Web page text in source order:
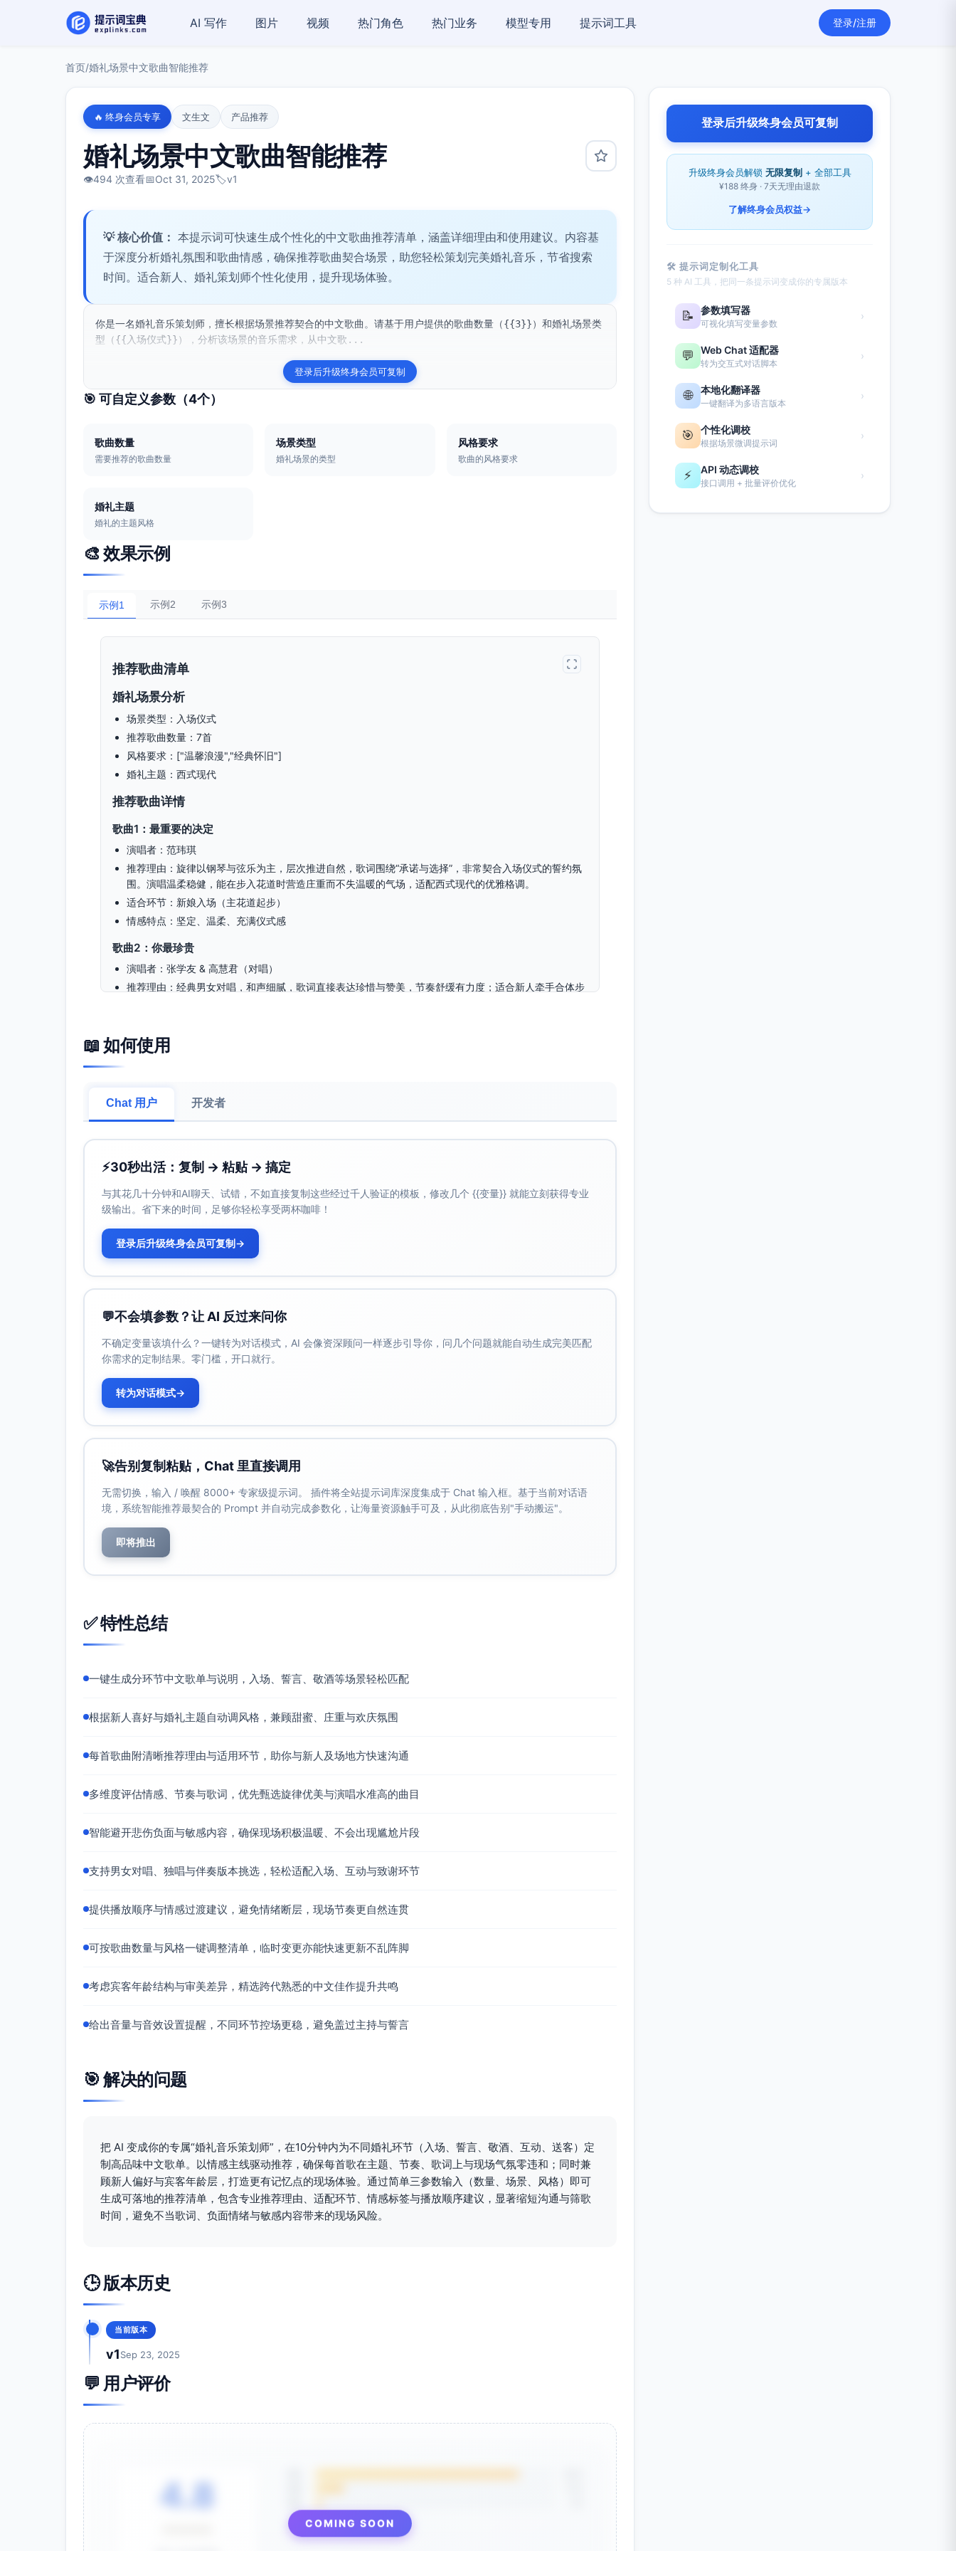
AI 写作 图片 视频 热门角色 热门业务 模型专用 提示词工具 登录/注册
首页/婚礼场景中文歌曲智能推荐
🔥 终身会员专享 文生文 产品推荐
婚礼场景中文歌曲智能推荐
👁️494 次查看📅Oct 31, 2025🏷️v1
💡 核心价值： 本提示词可快速生成个性化的中文歌曲推荐清单，涵盖详细理由和使用建议。内容基
于深度分析婚礼氛围和歌曲情感，确保推荐歌曲契合场景，助您轻松策划完美婚礼音乐，节省搜索
时间。适合新人、婚礼策划师个性化使用，提升现场体验。
你是一名婚礼音乐策划师，擅长根据场景推荐契合的中文歌曲。请基于用户提供的歌曲数量（{{3}}）和婚礼场景类
型（{{入场仪式}}），分析该场景的音乐需求，从中文歌...
登录后升级终身会员可复制
🎯 可自定义参数（4个）
歌曲数量
需要推荐的歌曲数量
场景类型
婚礼场景的类型
风格要求
歌曲的风格要求
婚礼主题
婚礼的主题风格
🎨 效果示例
示例1 示例2 示例3
推荐歌曲清单
婚礼场景分析
场景类型：入场仪式
推荐歌曲数量：7首
风格要求：["温馨浪漫","经典怀旧"]
婚礼主题：西式现代
推荐歌曲详情
歌曲1：最重要的决定
演唱者：范玮琪
推荐理由：旋律以钢琴与弦乐为主，层次推进自然，歌词围绕“承诺与选择”，非常契合入场仪式的誓约氛
围。演唱温柔稳健，能在步入花道时营造庄重而不失温暖的气场，适配西式现代的优雅格调。
适合环节：新娘入场（主花道起步）
情感特点：坚定、温柔、充满仪式感
歌曲2：你最珍贵
演唱者：张学友 & 高慧君（对唱）
推荐理由：经典男女对唱，和声细腻，歌词直接表达珍惜与赞美，节奏舒缓有力度；适合新人牵手合体步
情感特点：珍惜、浪漫、典雅
歌曲3：最浪漫的事
推荐理由：90年代金曲，旋律温暖流动，歌词“和你一起慢慢变老”契合经典怀旧与长情承诺。音色柔和不
喧宾夺主，适合作为入场中段的氛围铺陈，让现场逐步沉浸在甜蜜的期待感里。
适合环节：新人合体走花道中段（亲友注目、轻挥手致意）
情感特点：长情、温馨、治愈
歌曲4：终于等到你
演唱者：张靓颖
满；适合仪式台前定点与誓言前的情绪推高，能让全场进入高潮的期待。
适合环节：接近仪式台、誓言前的定点瞬间
情感特点：喜悦、释怀后的坚定、昂扬
演唱者：陈奕迅 & 王菲（对唱）
推荐理由：质感高级的对唱，旋律干净、张力克制，歌词表达单纯且恒久的爱；在西式现代布景下，用弦
乐或原声吉他编配能呈现舒展的浪漫质地，兼顾年轻与长辈的审美。
适合环节：父母牵手入场或新人接近台前的温柔过渡
情感特点：纯净、从容、岁月感的温柔
歌曲6：月亮代表我的心
推荐理由：华语经典中的经典，旋律细腻，歌词真挚直接，极具怀旧情感共鸣；在西式场景中选用弦乐四
适合环节：入场前奏或入场开场的缓慢铺垫（宾客起立、灯光渐亮）
情感特点：真挚、温柔、经典怀旧
歌曲7：爱的就是你
演唱者：王力宏
适合环节：入场尾声、拥吻与宣布时刻
情感特点：热烈、幸福、欢庆而不失格调
环节安排建议：
新郎入场：你最珍贵（前奏保留6-8秒，步伐稳定）
新人合体中段：最浪漫的事（从副歌开始淡入，情绪柔和推进）
誓言前定点推高：终于等到你（从主歌进入、到副歌前停拍或降音）
情感过渡提示：
咏华），随后以“纯净对唱”（陈奕迅&王菲）与“喜悦推高”（张靓颖）收束到“欢庆能量”（王力宏）。每
对唱段落安排在新人合体或接近台前位置，可增强互动与目光交流，提升现场共鸣。
音量控制：背景播放建议主扩音量以清晰包裹现场为准，司仪口播时音乐降至-8至-10dB（相对人
声场与效果：优先使用立体声场、轻厅堂感（Hall Reverb适度），低频适当削减，避免花道空间低频
进出点与时长：每首保留可循环的伴奏点位；步道较长时优先选择可延展的弦乐版，保证行进过程中
场乐队，建议以弦乐四重奏和钢琴为主，电声减弱，突出仪式感。
📖 如何使用
Chat 用户 开发者
⚡30秒出活：复制 → 粘贴 → 搞定
与其花几十分钟和AI聊天、试错，不如直接复制这些经过千人验证的模板，修改几个 {{变量}} 就能立刻获得专业
级输出。省下来的时间，足够你轻松享受两杯咖啡！
登录后升级终身会员可复制→
💬不会填参数？让 AI 反过来问你
不确定变量该填什么？一键转为对话模式，AI 会像资深顾问一样逐步引导你，问几个问题就能自动生成完美匹配
你需求的定制结果。零门槛，开口就行。
转为对话模式→
🚀告别复制粘贴，Chat 里直接调用
无需切换，输入 / 唤醒 8000+ 专家级提示词。 插件将全站提示词库深度集成于 Chat 输入框。基于当前对话语
境，系统智能推荐最契合的 Prompt 并自动完成参数化，让海量资源触手可及，从此彻底告别"手动搬运"。
即将推出
✅ 特性总结
一键生成分环节中文歌单与说明，入场、誓言、敬酒等场景轻松匹配
根据新人喜好与婚礼主题自动调风格，兼顾甜蜜、庄重与欢庆氛围
每首歌曲附清晰推荐理由与适用环节，助你与新人及场地方快速沟通
多维度评估情感、节奏与歌词，优先甄选旋律优美与演唱水准高的曲目
智能避开悲伤负面与敏感内容，确保现场积极温暖、不会出现尴尬片段
支持男女对唱、独唱与伴奏版本挑选，轻松适配入场、互动与致谢环节
提供播放顺序与情感过渡建议，避免情绪断层，现场节奏更自然连贯
可按歌曲数量与风格一键调整清单，临时变更亦能快速更新不乱阵脚
考虑宾客年龄结构与审美差异，精选跨代熟悉的中文佳作提升共鸣
给出音量与音效设置提醒，不同环节控场更稳，避免盖过主持与誓言
🎯 解决的问题
把 AI 变成你的专属“婚礼音乐策划师”，在10分钟内为不同婚礼环节（入场、誓言、敬酒、互动、送客）定
制高品味中文歌单。以情感主线驱动推荐，确保每首歌在主题、节奏、歌词上与现场气氛零违和；同时兼
顾新人偏好与宾客年龄层，打造更有记忆点的现场体验。通过简单三参数输入（数量、场景、风格）即可
生成可落地的推荐清单，包含专业推荐理由、适配环节、情感标签与播放顺序建议，显著缩短沟通与筛歌
时间，避免不当歌词、负面情绪与敏感内容带来的现场风险。
🕒 版本历史
当前版本
v1Sep 23, 2025
💬 用户评价
4.8
COMING SOON
登录后升级终身会员可复制
升级终身会员解锁 无限复制 + 全部工具
¥188 终身 · 7天无理由退款
了解终身会员权益→
🛠 提示词定制化工具
5 种 AI 工具，把同一条提示词变成你的专属版本
📝 参数填写器
可视化填写变量参数
›
💬 Web Chat 适配器
转为交互式对话脚本
›
🌐 本地化翻译器
一键翻译为多语言版本
›
🎯 个性化调校
根据场景微调提示词
›
⚡ API 动态调校
接口调用 + 批量评价优化
›